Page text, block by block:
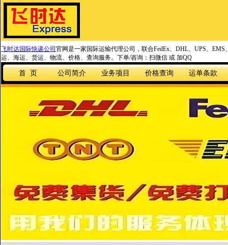
飞时达国际快递公司 官网是一家国际运输代理公司，联合FedEx、DHL、UPS、
运、海运、货运、物流、价格、查询服务。下单/咨询：扫微信 或 加QQ
首 页 公司简介 业务项目 价格查询 运单条款